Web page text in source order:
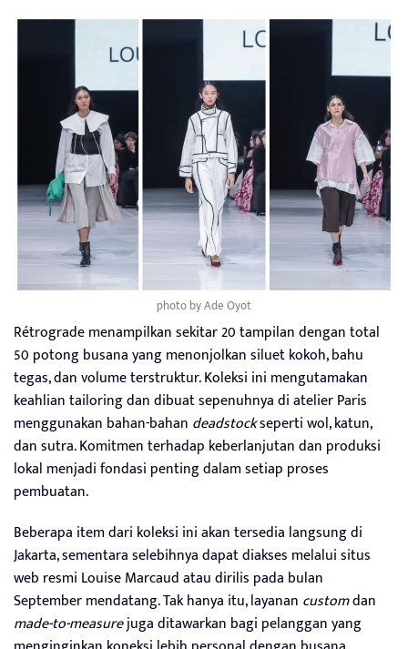
photo by Ade Oyot
Rétrograde menampilkan sekitar 20 tampilan dengan total
50 potong busana yang menonjolkan siluet kokoh, bahu
tegas, dan volume terstruktur. Koleksi ini mengutamakan
keahlian tailoring dan dibuat sepenuhnya di atelier Paris
menggunakan bahan-bahan deadstockseperti wol, katun,
dan sutra. Komitmen terhadap keberlanjutan dan produksi
lokal menjadi fondasi penting dalam setiap proses
pembuatan.
Beberapa item dari koleksi ini akan tersedia langsung di
Jakarta, sementara selebihnya dapat diakses melalui situs
web resmi Louise Marcaud atau dirilis pada bulan
September mendatang. Tak hanya itu, layanan customdan
made-to-measurejuga ditawarkan bagi pelanggan yang